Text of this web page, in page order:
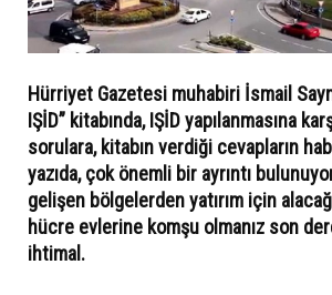
Hürriyet Gazetesi muhabiri İsmail
IŞİD” kitabında, IŞİD yapılanmasına
sorulara, kitabın verdiği cevapların
yazıda, çok önemli bir ayrıntı
gelişen bölgelerden yatırım için
hücre evlerine komşu olmanız son
ihtimal.